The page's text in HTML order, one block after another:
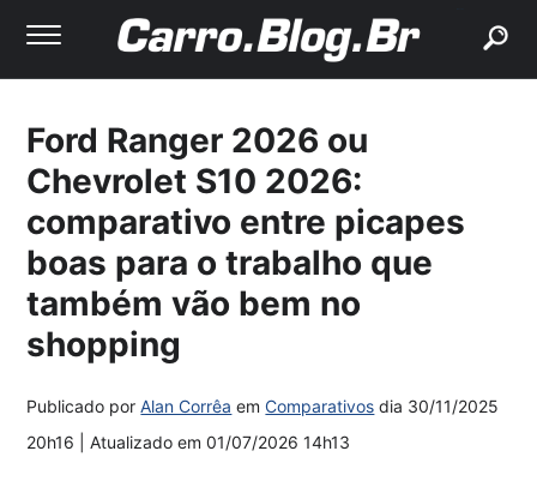
Ford Ranger 2026 ou
Chevrolet S10 2026:
comparativo entre picapes
boas para o trabalho que
também vão bem no
shopping
Publicado porAlan Corrêa emComparativos dia 30/11/2025
20h16
| Atualizado em01/07/2026 14h13